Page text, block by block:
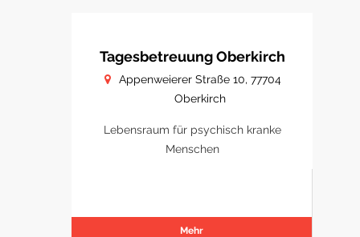
Tagesbetreuung Oberkirch
Appenweierer Straße 10, 77704
Oberkirch
Lebensraum für psychisch kranke
Menschen
Mehr